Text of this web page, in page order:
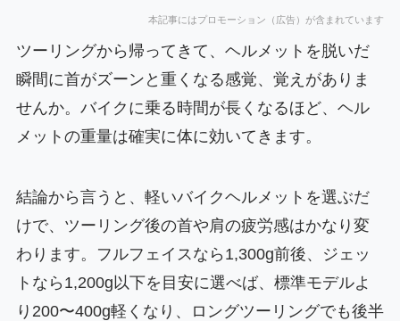
本記事にはプロモーション（広告）が含まれています
ツーリングから帰ってきて、ヘルメットを脱いだ
瞬間に首がズーンと重くなる感覚、覚えがありま
せんか。バイクに乗る時間が長くなるほど、ヘル
メットの重量は確実に体に効いてきます。
結論から言うと、軽いバイクヘルメットを選ぶだ
けで、ツーリング後の首や肩の疲労感はかなり変
わります。フルフェイスなら1,300g前後、ジェッ
トなら1,200g以下を目安に選べば、標準モデルよ
り200〜400g軽くなり、ロングツーリングでも後半